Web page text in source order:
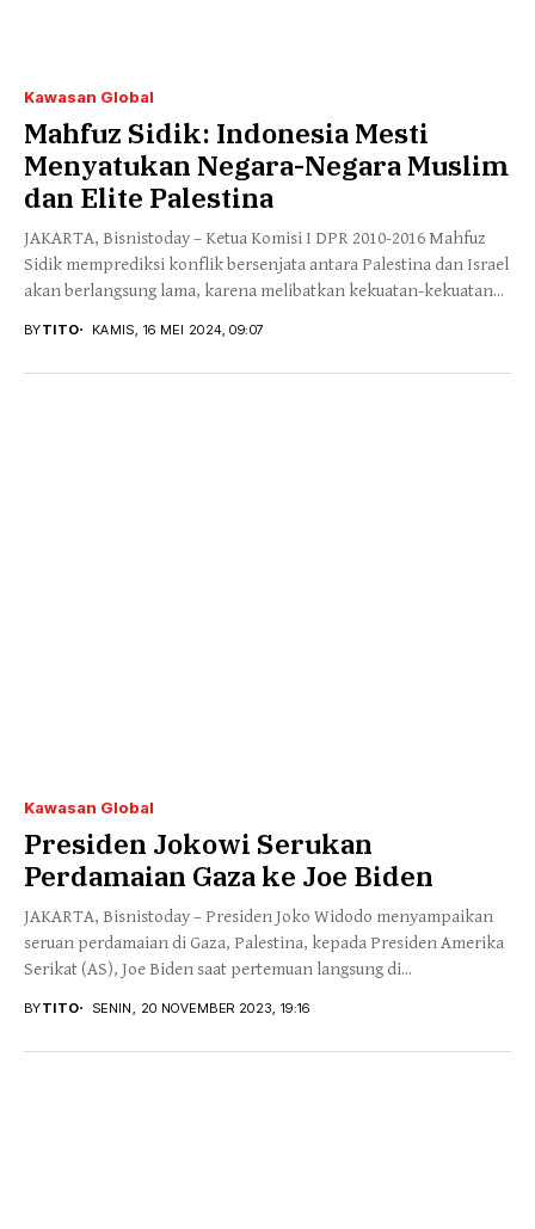
Kawasan Global
Mahfuz Sidik: Indonesia Mesti
Menyatukan Negara-Negara Muslim
dan Elite Palestina
JAKARTA, Bisnistoday – Ketua Komisi I DPR 2010-2016 Mahfuz
Sidik memprediksi konflik bersenjata antara Palestina dan Israel
akan berlangsung lama, karena melibatkan kekuatan-kekuatan...
BYTITO KAMIS, 16 MEI 2024, 09:07
Kawasan Global
Presiden Jokowi Serukan
Perdamaian Gaza ke Joe Biden
JAKARTA, Bisnistoday – Presiden Joko Widodo menyampaikan
seruan perdamaian di Gaza, Palestina, kepada Presiden Amerika
Serikat (AS), Joe Biden saat pertemuan langsung di...
BYTITO SENIN, 20 NOVEMBER 2023, 19:16